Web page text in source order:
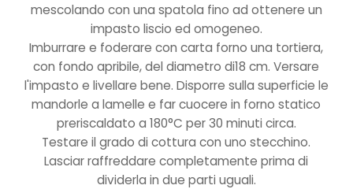
mescolando con una spatola fino ad ottenere un
impasto liscio ed omogeneo.
Imburrare e foderare con carta forno una tortiera,
con fondo apribile, del diametro di18 cm. Versare
l'impasto e livellare bene. Disporre sulla superficie le
mandorle a lamelle e far cuocere in forno statico
preriscaldato a 180°C per 30 minuti circa.
Testare il grado di cottura con uno stecchino.
Lasciar raffreddare completamente prima di
dividerla in due parti uguali.